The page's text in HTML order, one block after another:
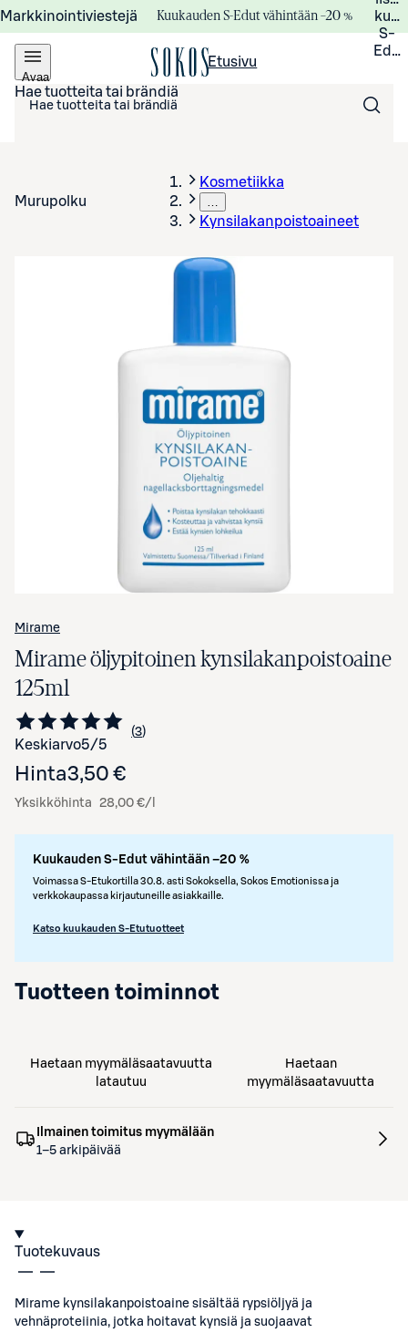
Markkinointiviestejä Kuukauden S-Edut vähintään –20 %
S-
Avaa
valikko
Etusivu
Hae tuotteita tai brändiä
Murupolku
Kosmetiikka
…
Kynsilakanpoistoaineet
Avaa tuotekuva suurennettuna
Mirame
Mirame öljypitoinen kynsilakanpoistoaine
125ml
Keskiarvo5/5 Siirry arvioihin
3
kappaletta
Hinta3,50 €
Yksikköhinta 28,00 €/l
Kuukauden S-Edut vähintään –20 %
Voimassa S-Etukortilla 30.8. asti Sokoksella, Sokos Emotionissa ja
verkkokaupassa kirjautuneille asiakkaille.
Katso kuukauden S-Etutuotteet
Tuotteen toiminnot
Haetaan myymäläsaatavuutta
latautuu
Haetaan
myymäläsaatavuutta
Ilmainen toimitus myymälään
1–5 arkipäivää
Tuotekuvaus
Mirame kynsilakanpoistoaine sisältää rypsiöljyä ja
vehnäproteiinia, jotka hoitavat kynsiä ja suojaavat